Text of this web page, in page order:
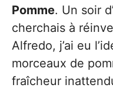
Pomme. Un soir
cherchais à
Alfredo, j’ai eu
morceaux de
fraîcheur